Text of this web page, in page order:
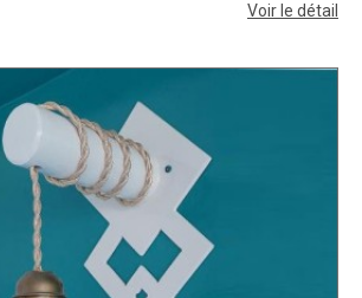
Voir le détail